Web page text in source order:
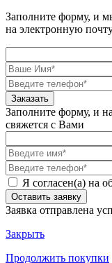
Заполните форму, и
на электронную
Заполните форму, и
свяжется с Вами
Я согласен(а) на
Заявка отправлена
Закрыть
Продолжить покупки